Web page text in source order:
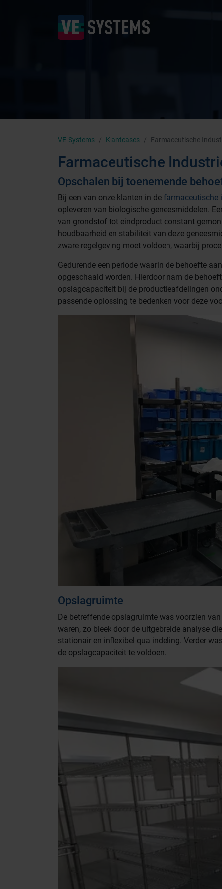
VE-Systems Klantcases Farmaceutische
Farmaceutische
Opschalen bij toenemende
Bij een van onze klanten in de farmaceutische
opleveren van biologische geneesmiddelen.
van grondstof tot eindproduct constant
houdbaarheid en stabiliteit van deze
zware regelgeving moet voldoen, waarbij
Gedurende een periode waarin de behoefte
opgeschaald worden. Hierdoor nam de
opslagcapaciteit bij de productieafdelingen
passende oplossing te bedenken voor deze
Opslagruimte
De betreffende opslagruimte was voorzien van
waren, zo bleek door de uitgebreide analyse
stationair en inflexibel qua indeling. Verder
de opslagcapaciteit te voldoen.